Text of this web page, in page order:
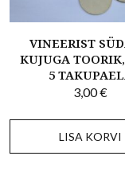
VINEERIST
KUJUGA
5
3,00€
LISA KORVI